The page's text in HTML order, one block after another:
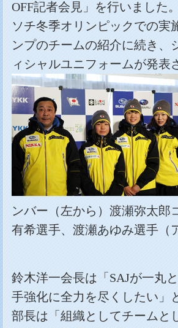
OFF記者会見」を行いました
ソチ冬季オリンピックでの実
ンプのチームの紹介に続き、
ィシャルユニフォームが発表
ンバー（左から）渡瀬弥太郎
有希選手、渡瀬あゆみ選手（
鈴木洋一会長は「 SAJが一丸
手強化に全力を尽くしたい」
部長は「組織としてチームと